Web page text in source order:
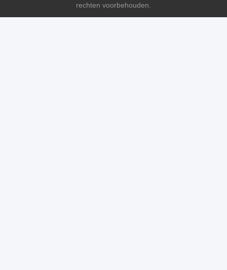
rechten voorbehouden.